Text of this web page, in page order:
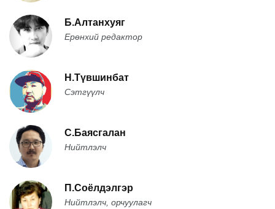
Б.Алтанхуяг
Ерөнхий редактор
Н.Түвшинбат
Сэтгүүлч
С.Баясгалан
Нийтлэлч
П.Соёлдэлгэр
Нийтлэлч, орчуулагч